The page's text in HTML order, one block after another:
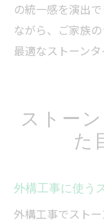
の統一感を演出
ながら、ご家族
最適なストーン
ストー
た
外構工事に使う
外構工事でスト